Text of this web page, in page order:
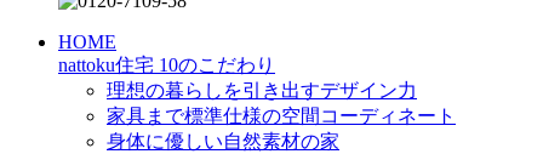
HOME
nattoku住宅 10のこだわり
理想の暮らしを引き出すデザイン力
家具まで標準仕様の空間コーディネート
身体に優しい自然素材の家